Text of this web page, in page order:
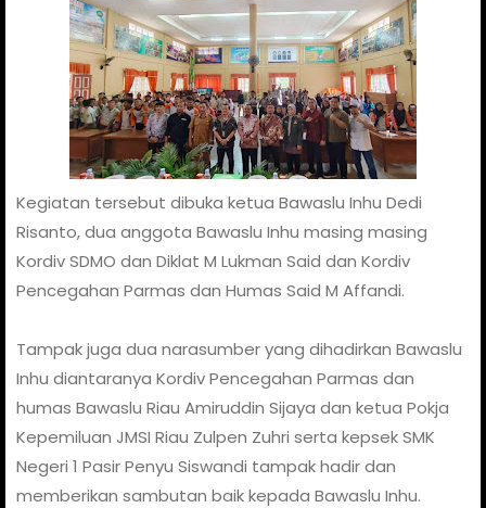
Kegiatan tersebut dibuka ketua Bawaslu Inhu Dedi
Risanto, dua anggota Bawaslu Inhu masing masing
Kordiv SDMO dan Diklat M Lukman Said dan Kordiv
Pencegahan Parmas dan Humas Said M Affandi.
Tampak juga dua narasumber yang dihadirkan Bawaslu
Inhu diantaranya Kordiv Pencegahan Parmas dan
humas Bawaslu Riau Amiruddin Sijaya dan ketua Pokja
Kepemiluan JMSI Riau Zulpen Zuhri serta kepsek SMK
Negeri 1 Pasir Penyu Siswandi tampak hadir dan
memberikan sambutan baik kepada Bawaslu Inhu.